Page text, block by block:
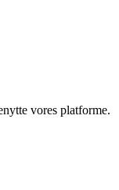
vores platforme.